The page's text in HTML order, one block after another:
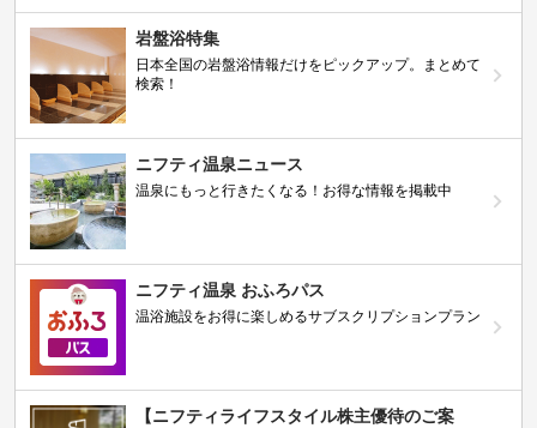
岩盤浴特集
日本全国の岩盤浴情報だけをピックアップ。まとめて
検索！
ニフティ温泉ニュース
温泉にもっと行きたくなる！お得な情報を掲載中
ニフティ温泉 おふろパス
温浴施設をお得に楽しめるサブスクリプションプラン
【ニフティライフスタイル株主優待のご案